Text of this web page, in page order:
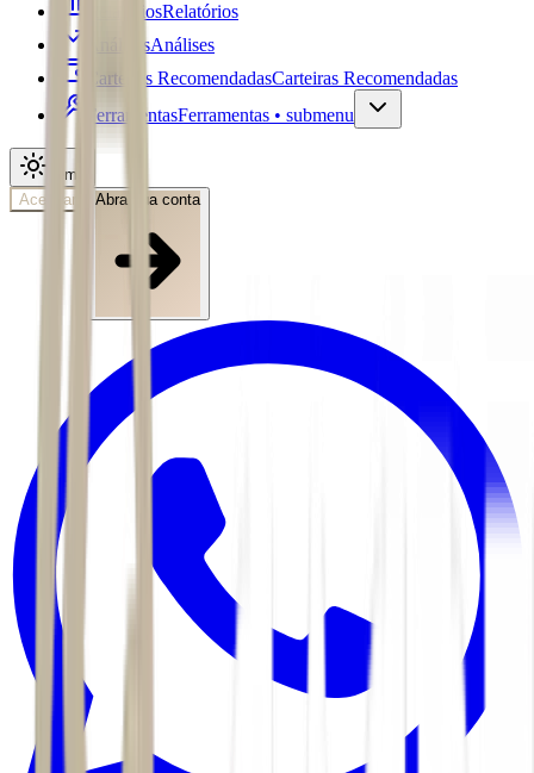
RelatóriosRelatórios
AnálisesAnálises
Carteiras RecomendadasCarteiras Recomendadas
FerramentasFerramentas • submenu
Tema
Acessar
Abra sua conta